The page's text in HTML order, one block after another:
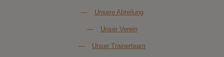
— Unsere Abteilung
— Unser Verein
— Unser Trainerteam